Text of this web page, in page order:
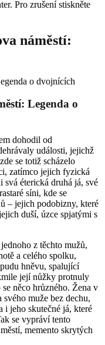
Pro zrušení stiskněte
náměstí:
Legenda o
dohodil od
události, jejichž
se totiž scházelo
zatímco jejich fyzická
éterická druhá já, své
síni, kde se
– jejich podobizny, které
duší, úzce spjatými s
z těchto mužů,
a celého spolku,
hněvu, spalující
její nůžky protnuly
něco hrůzného. Žena v
muže bez dechu,
jeho skutečné já, které
se vypráví tento
memento skrytých